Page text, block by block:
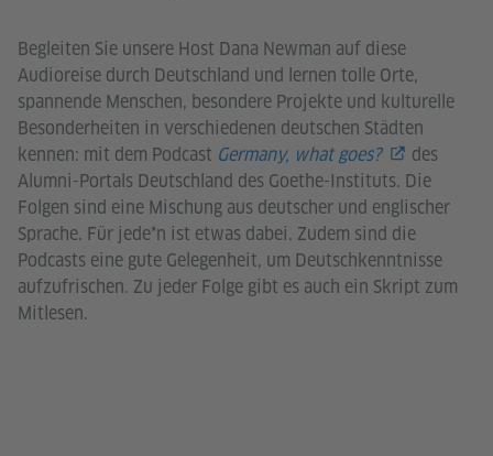
Begleiten Sie unsere Host Dana Newman auf diese
Audioreise durch Deutschland und lernen tolle Orte,
spannende Menschen, besondere Projekte und kulturelle
Besonderheiten in verschiedenen deutschen Städten
kennen: mit dem Podcast Germany, what goes?
des
Alumni-Portals Deutschland des Goethe-Instituts. Die
Folgen sind eine Mischung aus deutscher und englischer
Sprache. Für jede*n ist etwas dabei. Zudem sind die
Podcasts eine gute Gelegenheit, um Deutschkenntnisse
aufzufrischen. Zu jeder Folge gibt es auch ein Skript zum
Mitlesen.